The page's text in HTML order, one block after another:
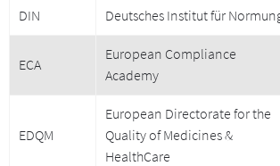
DIN Deutsches Institut für
ECA
European Compliance
Academy
EDQM
European Directorate for the
Quality of Medicines &
HealthCare